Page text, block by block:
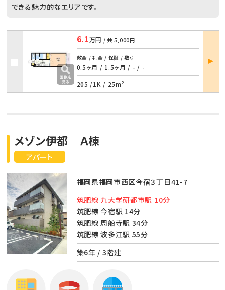
できる魅力的なエリアです。
6.1万円 / 共 5,000円
敷金 / 礼金 / 保証 / 敷引
0.5ヶ月 / 1.5ヶ月 / - / -
205 /1K / 25m²
部屋
詳細
アパート
メゾン伊都 Ａ棟
福岡県福岡市西区今宿３丁目41-7
筑肥線 九大学研都市駅 10分
筑肥線 今宿駅 14分
筑肥線 周船寺駅 34分
筑肥線 波多江駅 55分
築6年 / 3階建